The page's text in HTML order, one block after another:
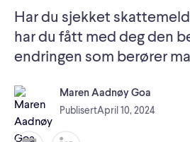
Har du sjekket
har du fått med deg den
endringen som berører
Maren Aadnøy Goa
PublisertApril 10, 2024